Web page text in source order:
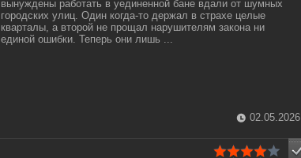
вынуждены работать в уединенной бане вдали от шумных
городских улиц. Один когда-то держал в страхе целые
кварталы, а второй не прощал нарушителям закона ни
единой ошибки. Теперь они лишь ...
02.05.2026